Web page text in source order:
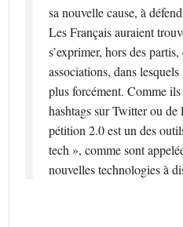
sa nouvelle cause, à
Les Français auraient
s’exprimer, hors des
associations, dans
plus forcément. Comme
hashtags sur Twitter ou
pétition 2.0 est un des
tech », comme sont
nouvelles technologies à